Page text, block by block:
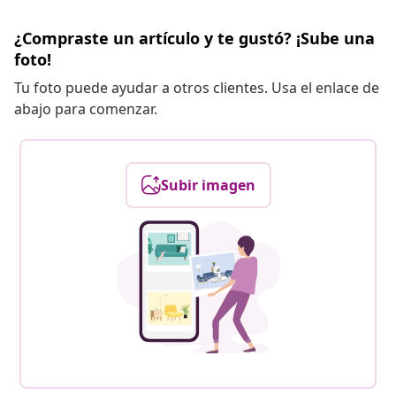
¿Compraste un artículo y te gustó? ¡Sube una
foto!
Tu foto puede ayudar a otros clientes. Usa el enlace de
abajo para comenzar.
Subir imagen